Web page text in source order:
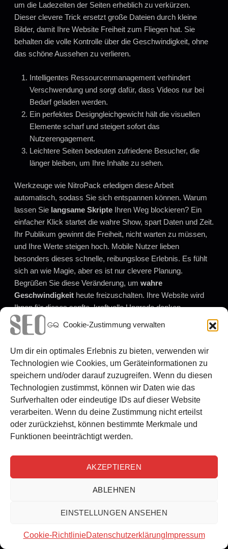
Cookie-Zustimmung verwalten
Um dir ein optimales Erlebnis zu bieten, verwenden wir
Technologien wie Cookies, um Geräteinformationen zu
speichern und/oder darauf zuzugreifen. Wenn du diesen
Technologien zustimmst, können wir Daten wie das
Surfverhalten oder eindeutige IDs auf dieser Website
verarbeiten. Wenn du deine Zustimmung nicht erteilst
oder zurückziehst, können bestimmte Merkmale und
Funktionen beeinträchtigt werden.
AKZEPTIEREN
ABLEHNEN
EINSTELLUNGEN ANSEHEN
Cookie-RichtlinieDatenschutzerklärung Impressum
um die Ladezeiten der Seiten erheblich zu verkürzen.
Dieser clevere Trick ersetzt große Dateien durch kleine
Bilder, damit Ihre Website Freiheit zum Fliegen hat. Sie
behalten die volle Kontrolle über die Geschwindigkeit, ohne
das schöne Aussehen zu verlieren.
Intelligentes Ressourcenmanagement verhindert
Verschwendung und sorgt dafür, dass Videos nur bei
Bedarf geladen werden.
Ein perfektes Designgleichgewicht hält die visuellen
Elemente scharf und steigert sofort das
Nutzerengagement.
Leichtere Seiten bedeuten zufriedene Besucher, die
länger bleiben, um Ihre Inhalte zu sehen.
Werkzeuge wie NitroPack erledigen diese Arbeit
automatisch, sodass Sie sich entspannen können. Warum
lassen Sie langsame Skripte Ihren Weg blockieren? Ein
einfacher Klick startet die wahre Show, spart Daten und Zeit.
Ihr Publikum gewinnt die Freiheit, nicht warten zu müssen,
und Ihre Werte steigen hoch. Mobile Nutzer lieben
besonders dieses schnelle, reibungslose Erlebnis. Es fühlt
sich an wie Magie, aber es ist nur clevere Planung.
Begrüßen Sie diese Veränderung, um wahre
Geschwindigkeit heute freizuschalten. Ihre Website wird
Ihnen für dieses sanfte, kraftvolle Upgrade danken.
Punktzahlen zu bewahren
Halten Sie Ihre Seitenbewertungen hoch , indem Sie neue
Seiten überprüfen, bevor sie live gehen. Dieser einfache
Schritt schützt Ihre hart erarbeitete Freiheit vor langsamen
Ladezeiten. Verwenden Sie eineAudit-Checkliste , um
Inhaltsleistung und die Traffic-Analyse
unangenehme Überraschungen, bevor die Besucher
ankommen. Versuchen SieRegressionstests
Beiträgen, um versteckte Geschwindigkeitshürden zu
erkennen. Die Bewertung von Vorlagen stellt sicher, dass
des Designs ist von größter Bedeutung, wenn Sie den Code
für eine bessere Benutzererfahrung anpassen. Achten Sie
wie ein Falke, der sein